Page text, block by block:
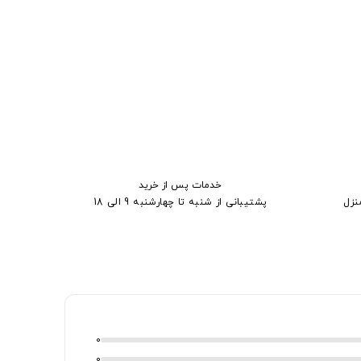
خدمات پس از خرید
پشتیبانی از شنبه تا چهارشنبه 9 الی 18
0